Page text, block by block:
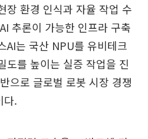
장 환경 인식과 자율 작업 수
추론이 가능한 인프라 구축
AI는 국산 NPU를 유비테크
도를 높이는 실증 작업을 진
으로 글로벌 로봇 시장 경쟁
다.